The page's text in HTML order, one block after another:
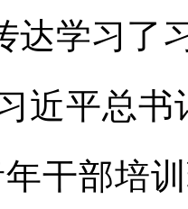
达学习了
近平总书
干部培